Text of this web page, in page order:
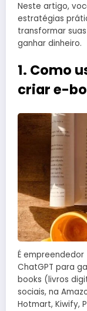
Neste artigo,
estratégias
transformar
ganhar dinheiro.
1. Como
criar e-
É
ChatGPT para
books (livros
sociais, na
Hotmart, Kiwify,